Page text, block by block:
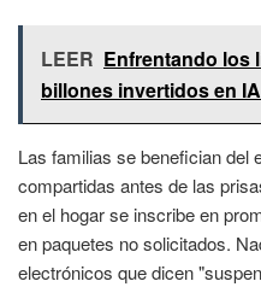
LEER Enfrentando los
billones invertidos en
Las familias se benefician del
compartidas antes de las
en el hogar se inscribe en
en paquetes no solicitados.
electrónicos que dicen